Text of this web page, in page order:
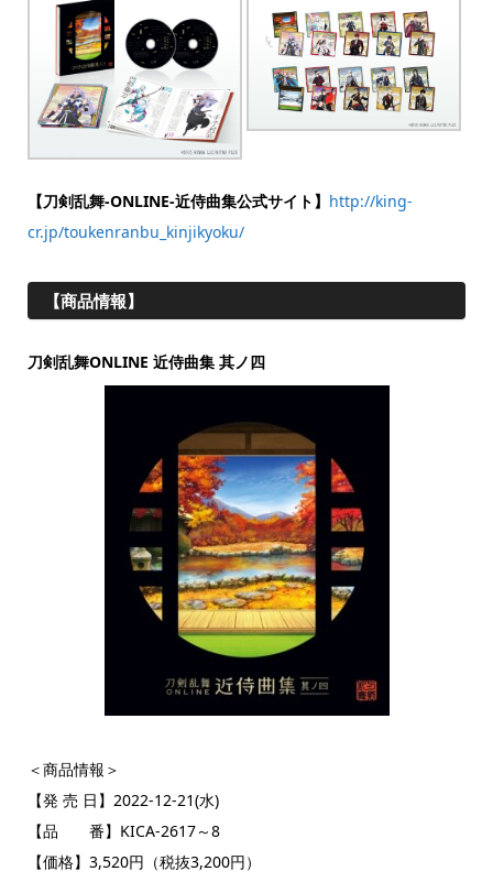
【刀剣乱舞-ONLINE-近侍曲集公式サイト】 http://king-
cr.jp/toukenranbu_kinjikyoku/
【商品情報】
刀剣乱舞ONLINE 近侍曲集 其ノ四
＜商品情報＞
【発 売 日】2022-12-21(水)
【品 番】KICA-2617～8
【価格】3,520円（税抜3,200円）